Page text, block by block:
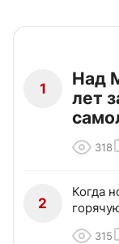
1
Над
лет
318
2
Когда
315